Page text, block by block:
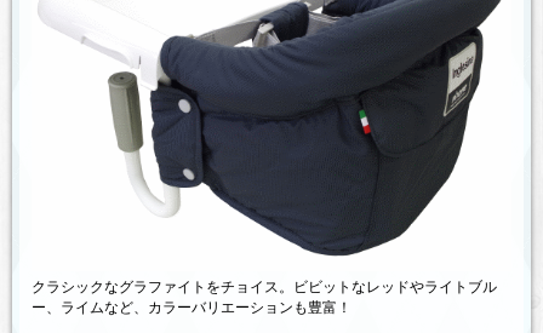
クラシックなグラファイトをチョイス。ビビットなレッドやライトブル
ー、ライムなど、カラーバリエーションも豊富！